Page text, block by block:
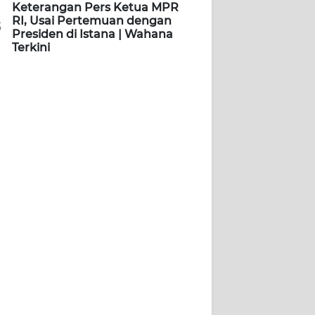
Keterangan Pers Ketua MPR
RI, Usai Pertemuan dengan
Presiden di Istana | Wahana
Terkini